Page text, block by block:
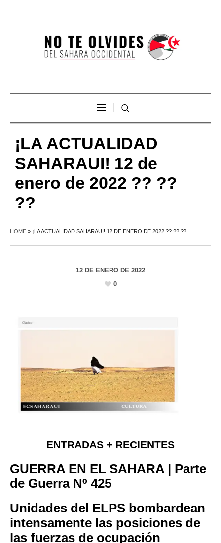
¡LA ACTUALIDAD
SAHARAUI! 12 de
enero de 2022 ?? ??
??
HOME » ¡LA ACTUALIDAD SAHARAUI! 12 DE ENERO DE 2022 ?? ?? ??
12 DE ENERO DE 2022
0
ENTRADAS + RECIENTES
GUERRA EN EL SAHARA | Parte
de Guerra Nº 425
Unidades del ELPS bombardean
intensamente las posiciones de
las fuerzas de ocupación